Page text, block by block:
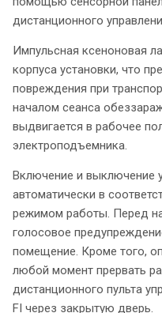
дистанционного
Импульсная ксеноновая
корпуса установки, что
повреждения при
началом сеанса
выдвигается в рабочее
электроподъемника.
Включение и выключение
автоматически в
режимом работы. Перед
голосовое
помещение. Кроме того,
любой момент прервать
дистанционного пульта
FI через закрытую дверь.